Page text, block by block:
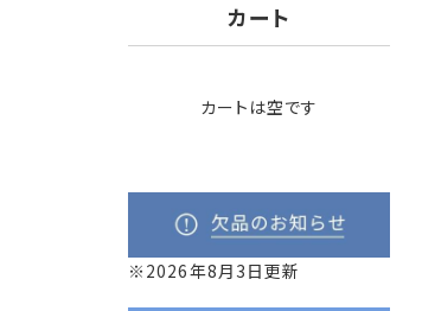
カート
カートは空です
※2026年8月3日更新